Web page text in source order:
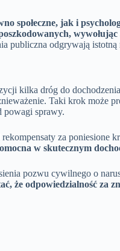
społeczne, jak i
wywołując
publiczna odgrywają
kilka dróg do
Taki krok może
powagi sprawy.
za
w skutecznym
pozwu cywilnego o
że odpowiedzialność za